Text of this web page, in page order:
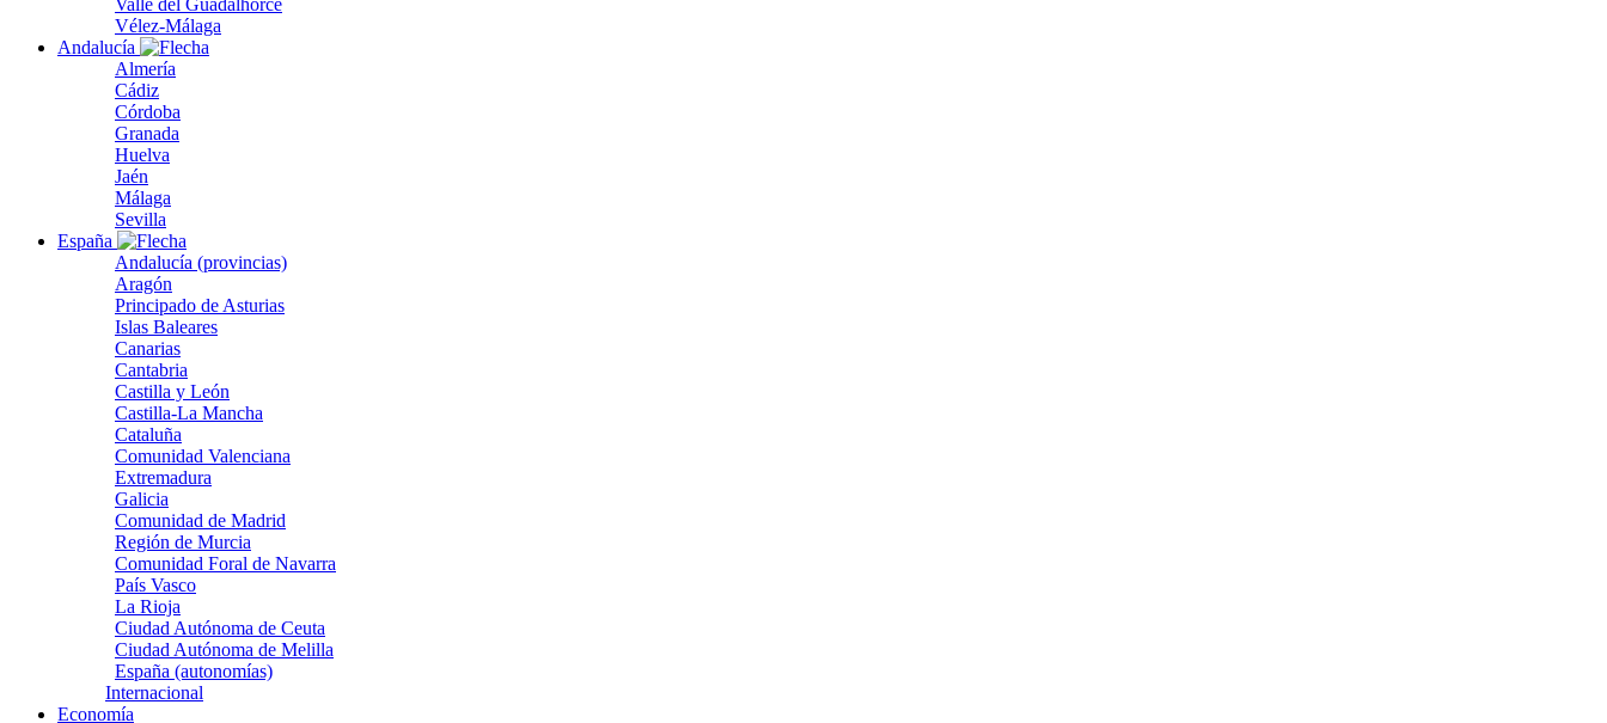
Valle del Guadalhorce
Vélez-Málaga
Andalucía
Almería
Cádiz
Córdoba
Granada
Huelva
Jaén
Málaga
Sevilla
España
Andalucía (provincias)
Aragón
Principado de Asturias
Islas Baleares
Canarias
Cantabria
Castilla y León
Castilla-La Mancha
Cataluña
Comunidad Valenciana
Extremadura
Galicia
Comunidad de Madrid
Región de Murcia
Comunidad Foral de Navarra
País Vasco
La Rioja
Ciudad Autónoma de Ceuta
Ciudad Autónoma de Melilla
España (autonomías)
Internacional
Economía